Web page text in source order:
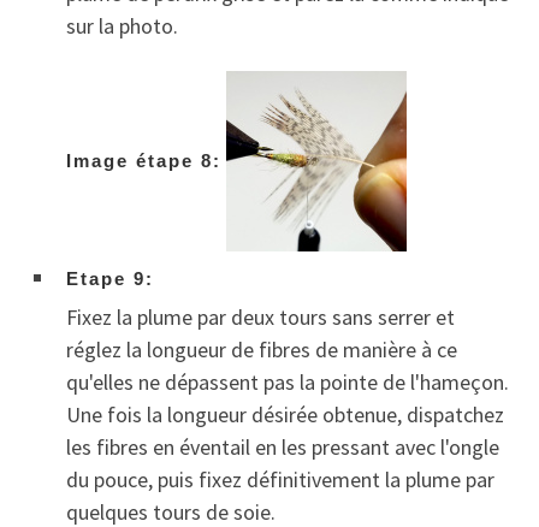
sur la photo.
Image étape 8:
Etape 9:
Fixez la plume par deux tours sans serrer et
réglez la longueur de fibres de manière à ce
qu'elles ne dépassent pas la pointe de l'hameçon.
Une fois la longueur désirée obtenue, dispatchez
les fibres en éventail en les pressant avec l'ongle
du pouce, puis fixez définitivement la plume par
quelques tours de soie.